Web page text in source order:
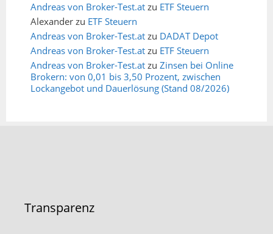
Andreas von Broker-Test.at zu ETF Steuern
Alexander zu ETF Steuern
Andreas von Broker-Test.at zu DADAT Depot
Andreas von Broker-Test.at zu ETF Steuern
Andreas von Broker-Test.at zu Zinsen bei Online
Brokern: von 0,01 bis 3,50 Prozent, zwischen
Lockangebot und Dauerlösung (Stand 08/2026)
Transparenz